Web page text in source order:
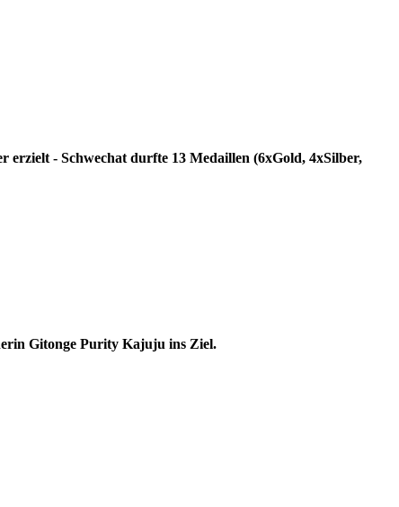
erzielt - Schwechat durfte 13 Medaillen (6xGold, 4xSilber,
Gitonge Purity Kajuju ins Ziel.